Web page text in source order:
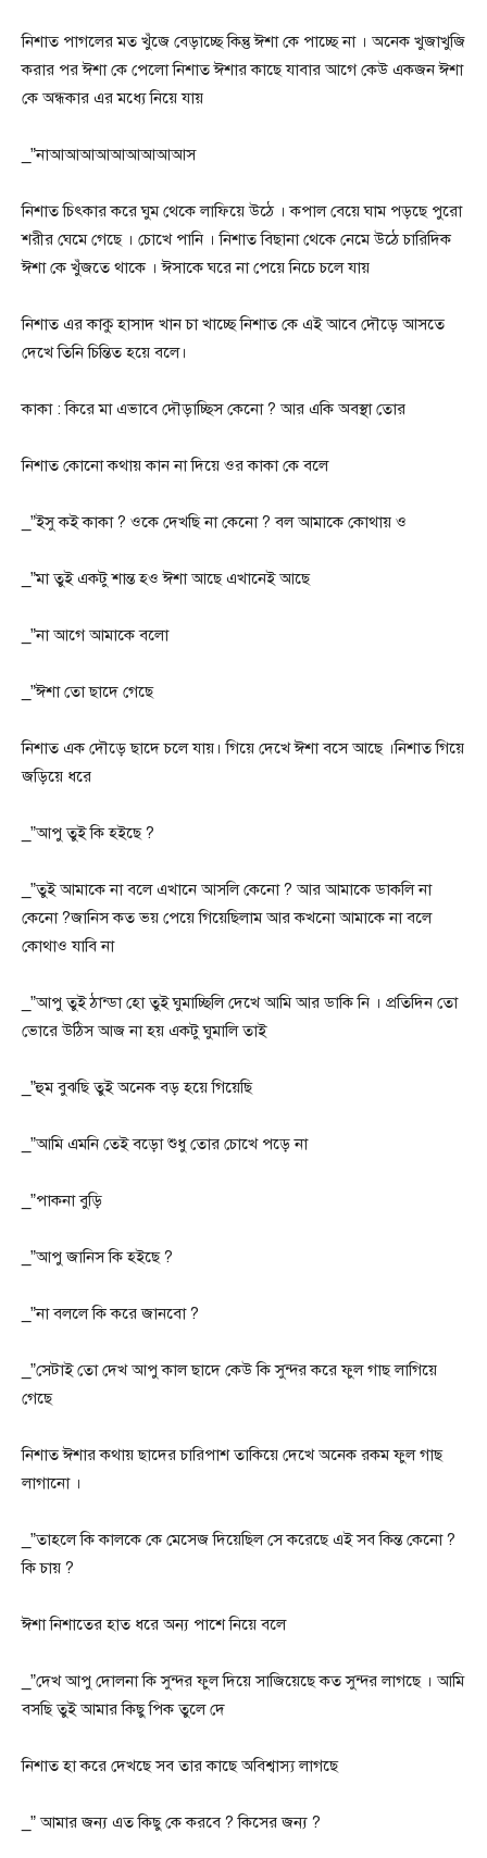
নিশাত পাগলের মত খুঁজে বেড়াচ্ছে কিন্তু ঈশা কে পাচ্ছে না । অনেক খুজাখুজি
করার পর ঈশা কে পেলো নিশাত ঈশার কাছে যাবার আগে কেউ একজন ঈশা
কে অন্ধকার এর মধ্যে নিয়ে যায়
_”নাআআআআআআআআআস
নিশাত চিৎকার করে ঘুম থেকে লাফিয়ে উঠে । কপাল বেয়ে ঘাম পড়ছে পুরো
শরীর ঘেমে গেছে । চোখে পানি । নিশাত বিছানা থেকে নেমে উঠে চারিদিক
ঈশা কে খুঁজতে থাকে । ঈসাকে ঘরে না পেয়ে নিচে চলে যায়
নিশাত এর কাকু হাসাদ খান চা খাচ্ছে নিশাত কে এই আবে দৌড়ে আসতে
দেখে তিনি চিন্তিত হয়ে বলে।
কাকা : কিরে মা এভাবে দৌড়াচ্ছিস কেনো ? আর একি অবস্থা তোর
নিশাত কোনো কথায় কান না দিয়ে ওর কাকা কে বলে
_”ইসু কই কাকা ? ওকে দেখছি না কেনো ? বল আমাকে কোথায় ও
_”মা তুই একটু শান্ত হও ঈশা আছে এখানেই আছে
_”না আগে আমাকে বলো
_”ঈশা তো ছাদে গেছে
নিশাত এক দৌড়ে ছাদে চলে যায়। গিয়ে দেখে ঈশা বসে আছে ।নিশাত গিয়ে
জড়িয়ে ধরে
_”আপু তুই কি হইছে ?
_”তুই আমাকে না বলে এখানে আসলি কেনো ? আর আমাকে ডাকলি না
কেনো ?জানিস কত ভয় পেয়ে গিয়েছিলাম আর কখনো আমাকে না বলে
কোথাও যাবি না
_”আপু তুই ঠান্ডা হো তুই ঘুমাচ্ছিলি দেখে আমি আর ডাকি নি । প্রতিদিন তো
ভোরে উঠিস আজ না হয় একটু ঘুমালি তাই
_”হুম বুঝছি তুই অনেক বড় হয়ে গিয়েছি
_”আমি এমনি তেই বড়ো শুধু তোর চোখে পড়ে না
_”পাকনা বুড়ি
_”আপু জানিস কি হইছে ?
_”না বললে কি করে জানবো ?
_”সেটাই তো দেখ আপু কাল ছাদে কেউ কি সুন্দর করে ফুল গাছ লাগিয়ে
গেছে
নিশাত ঈশার কথায় ছাদের চারিপাশ তাকিয়ে দেখে অনেক রকম ফুল গাছ
লাগানো ।
_”তাহলে কি কালকে কে মেসেজ দিয়েছিল সে করেছে এই সব কিন্ত কেনো ?
কি চায় ?
ঈশা নিশাতের হাত ধরে অন্য পাশে নিয়ে বলে
_”দেখ আপু দোলনা কি সুন্দর ফুল দিয়ে সাজিয়েছে কত সুন্দর লাগছে । আমি
বসছি তুই আমার কিছু পিক তুলে দে
নিশাত হা করে দেখছে সব তার কাছে অবিশ্বাস্য লাগছে
_” আমার জন্য এত কিছু কে করবে ? কিসের জন্য ?